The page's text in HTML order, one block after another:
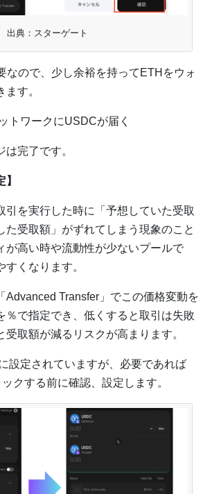
出典：スターゲート
なので、少し余裕を持ってETHをウォ
す。
トワークにUSDCが届く
は完了です。
引を実行した時に「予想していた受取
た受取額」がずれてしまう現象のこと
が高い時や流動性が少ないプールで
くなります。
Advanced Transfer」でこの価格変動を
％で指定でき、低くすると取引は失敗
受取額が減るリスクが高まります。
設定されていますが、必要であれば
クする前に確認、設定します。